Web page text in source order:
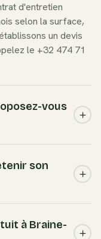
d'entretien
selon la surface,
un devis
le +32 474 71
vous
taille de haies
élagage et
son
un passage
à Braine-